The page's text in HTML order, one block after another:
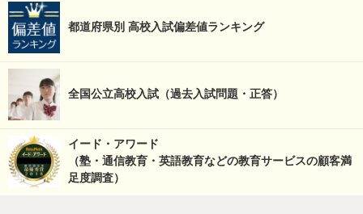
都道府県別 高校入試偏差値ランキング
全国公立高校入試（過去入試問題・正答）
イード・アワード
（塾・通信教育・英語教育などの教育サービスの顧客満
足度調査）